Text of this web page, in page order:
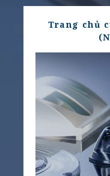
Trang chủ